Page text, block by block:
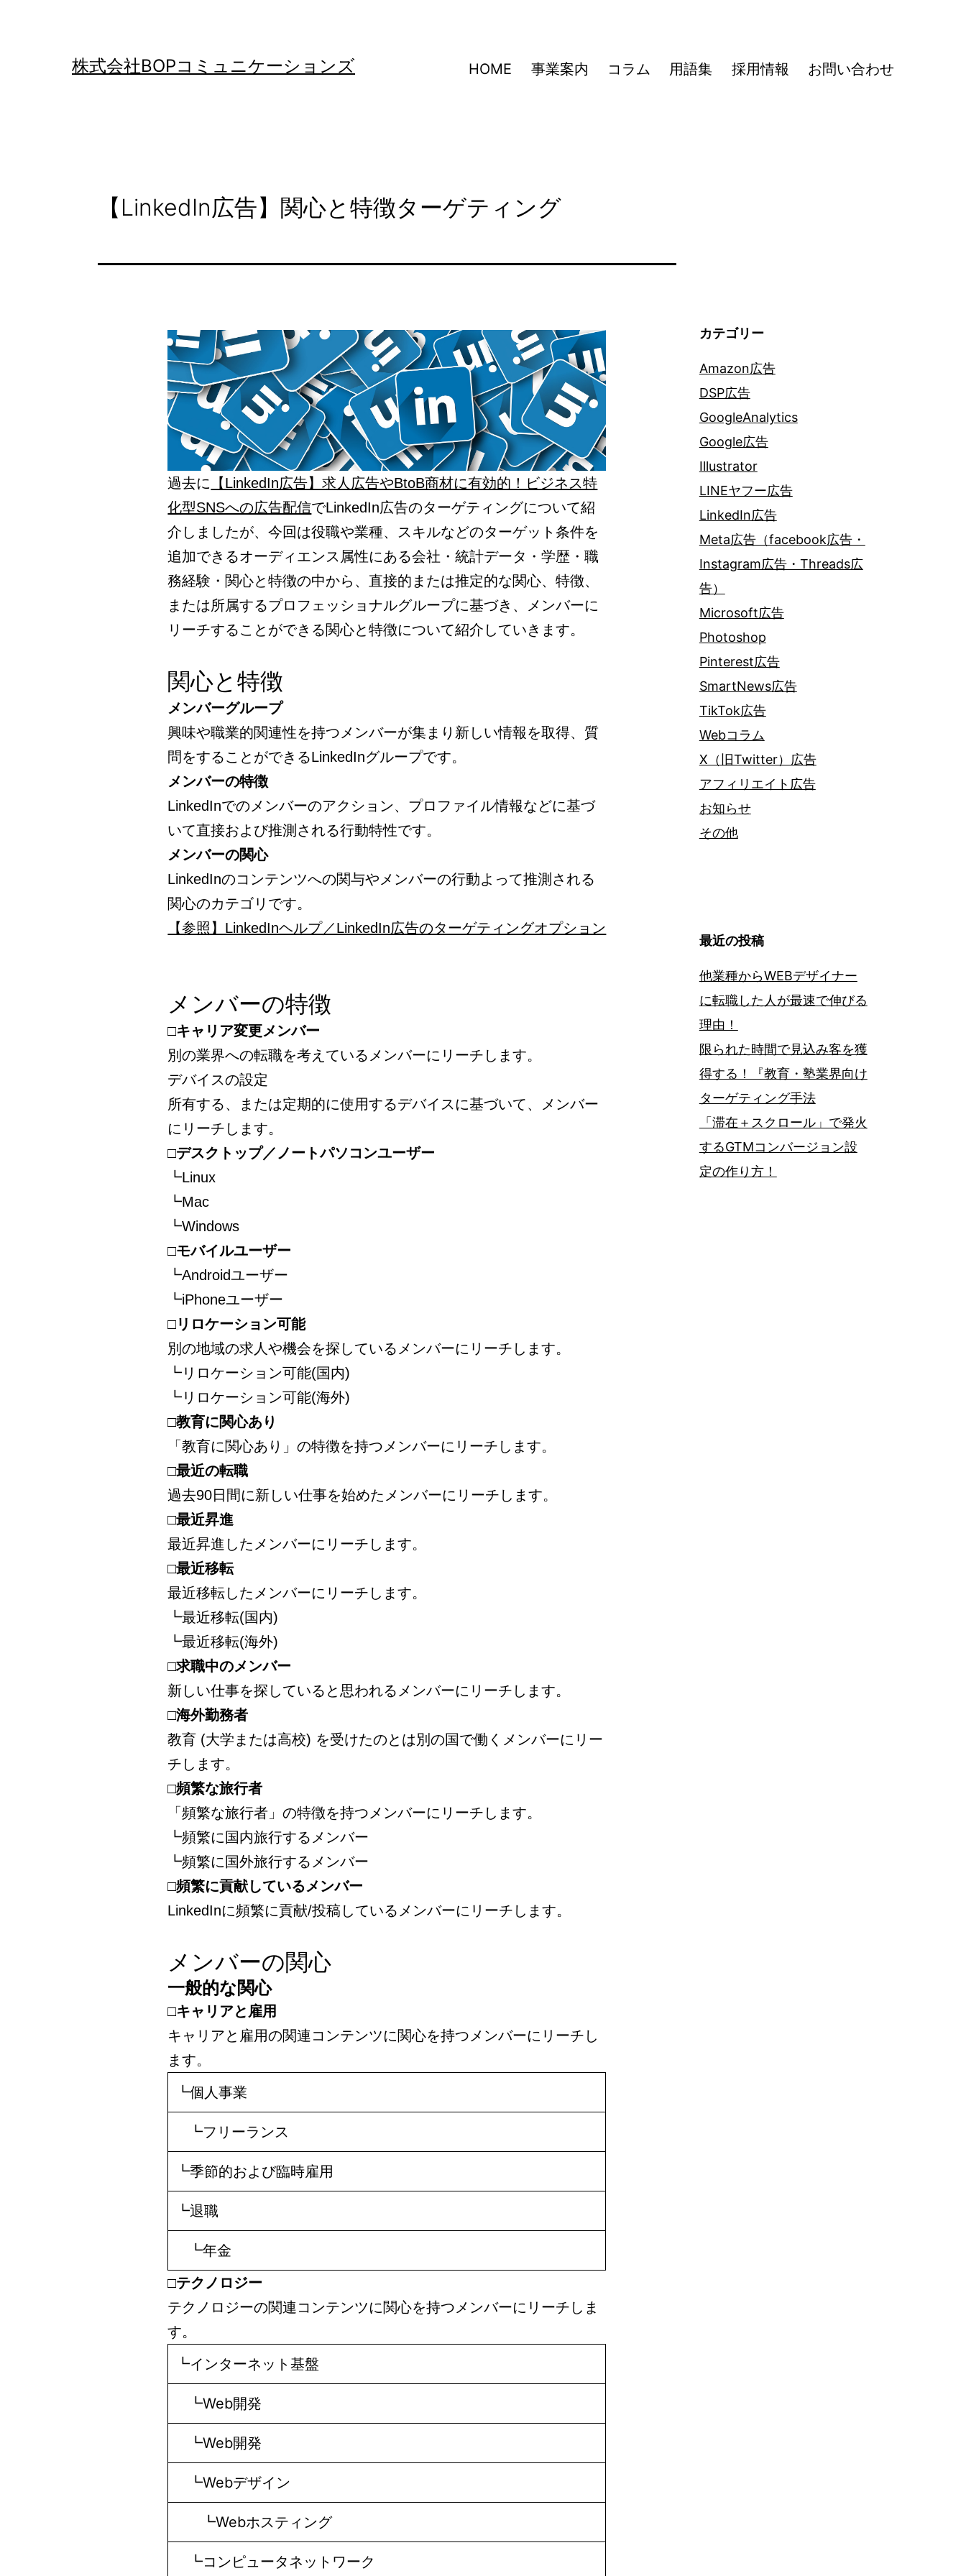
株式会社BOPコミュニケーションズ HOME 事業案内 コラム 用語集 採用情報 お問い合わせ
【LinkedIn広告】関心と特徴ターゲティング
過去に
【LinkedIn広告】求人広告やBtoB商材に有効的！ビジネス特
化型SNSへの広告配信でLinkedIn広告のターゲティングについて紹
介しましたが、今回は役職や業種、スキルなどのターゲット条件を
追加できるオーディエンス属性にある会社・統計データ・学歴・職
務経験・関心と特徴の中から、直接的または推定的な関心、特徴、
または所属するプロフェッショナルグループに基づき、メンバーに
リーチすることができる関心と特徴について紹介していきます。
関心と特徴
メンバーグループ
興味や職業的関連性を持つメンバーが集まり新しい情報を取得、質
問をすることができるLinkedInグループです。
メンバーの特徴
LinkedInでのメンバーのアクション、プロファイル情報などに基づ
いて直接および推測される行動特性です。
メンバーの関心
LinkedInのコンテンツへの関与やメンバーの行動よって推測される
関心のカテゴリです。
【参照】LinkedInヘルプ／LinkedIn広告のターゲティングオプション
メンバーの特徴
□キャリア変更メンバー
別の業界への転職を考えているメンバーにリーチします。
デバイスの設定
所有する、または定期的に使用するデバイスに基づいて、メンバー
にリーチします。
□デスクトップ／ノートパソコンユーザー
┗Linux
┗Mac
┗Windows
□モバイルユーザー
┗Androidユーザー
┗iPhoneユーザー
□リロケーション可能
別の地域の求人や機会を探しているメンバーにリーチします。
┗リロケーション可能(国内)
┗リロケーション可能(海外)
□教育に関心あり
「教育に関心あり」の特徴を持つメンバーにリーチします。
□最近の転職
過去90日間に新しい仕事を始めたメンバーにリーチします。
□最近昇進
最近昇進したメンバーにリーチします。
□最近移転
最近移転したメンバーにリーチします。
┗最近移転(国内)
┗最近移転(海外)
□求職中のメンバー
新しい仕事を探していると思われるメンバーにリーチします。
□海外勤務者
教育 (大学または高校) を受けたのとは別の国で働くメンバーにリー
チします。
□頻繁な旅行者
「頻繁な旅行者」の特徴を持つメンバーにリーチします。
┗頻繁に国内旅行するメンバー
┗頻繁に国外旅行するメンバー
□頻繁に貢献しているメンバー
LinkedInに頻繁に貢献/投稿しているメンバーにリーチします。
メンバーの関心
一般的な関心
□キャリアと雇用
キャリアと雇用の関連コンテンツに関心を持つメンバーにリーチし
ます。
┗個人事業
┗フリーランス
┗季節的および臨時雇用
┗退職
┗年金
□テクノロジー
テクノロジーの関連コンテンツに関心を持つメンバーにリーチしま
す。
┗インターネット基盤
┗Web開発
┗Web開発
┗Webデザイン
┗Webホスティング
┗コンピュータネットワーク
カテゴリー
Amazon広告
DSP広告
GoogleAnalytics
Google広告
Illustrator
LINEヤフー広告
LinkedIn広告
Meta広告（facebook広告・
Instagram広告・Threads広
告）
Microsoft広告
Photoshop
Pinterest広告
SmartNews広告
TikTok広告
Webコラム
X（旧Twitter）広告
アフィリエイト広告
お知らせ
その他
最近の投稿
他業種からWEBデザイナー
に転職した人が最速で伸びる
理由！
限られた時間で見込み客を獲
得する！『教育・塾業界向け
ターゲティング手法
「滞在＋スクロール」で発火
するGTMコンバージョン設
定の作り方！